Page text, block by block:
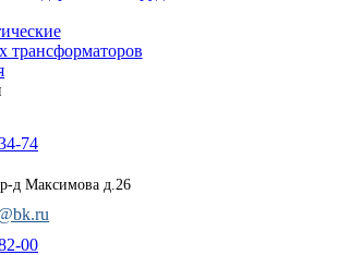
74
д Максимова д.26
00